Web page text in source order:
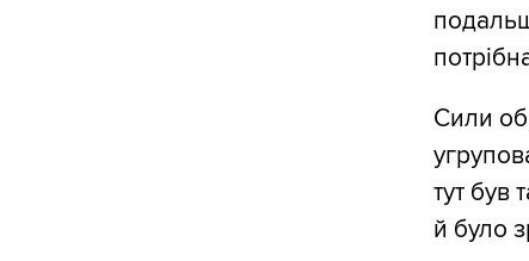
Сили
тут був
й було